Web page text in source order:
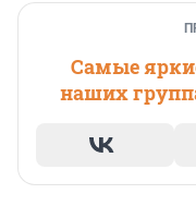
Самые
наших